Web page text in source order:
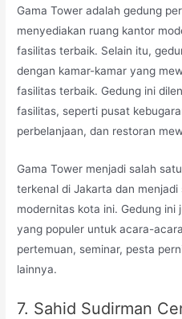
Gama Tower adalah gedung
menyediakan ruang kantor
fasilitas terbaik. Selain itu,
dengan kamar-kamar yang
fasilitas terbaik. Gedung ini
fasilitas, seperti pusat
perbelanjaan, dan restoran
Gama Tower menjadi salah
terkenal di Jakarta dan menjadi
modernitas kota ini. Gedung ini
yang populer untuk acara-
pertemuan, seminar, pesta
lainnya.
7. Sahid Sudirman